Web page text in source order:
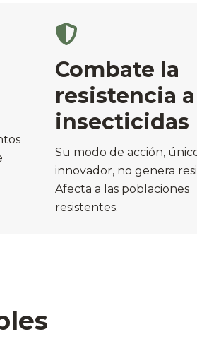
Combate la
resistencia a
insecticidas
Su modo de acción,
innovador, no genera
Afecta a las poblaciones
resistentes.